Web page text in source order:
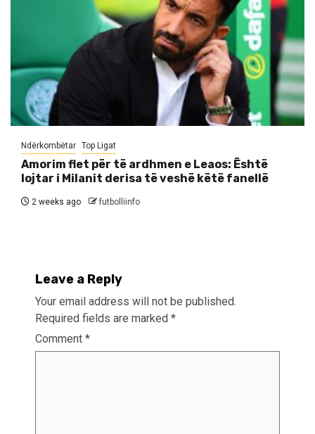
Ndërkombëtar Top Ligat
Amorim flet për të ardhmen e Leaos: Është
lojtar i Milanit derisa të veshë këtë fanellë
2 weeks ago futbolliinfo
Leave a Reply
Your email address will not be published.
Required fields are marked *
Comment *